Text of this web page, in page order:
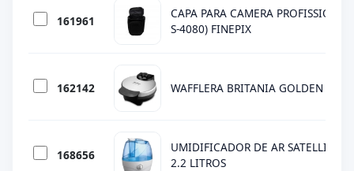
161961
CAPA PARA CAMERA
S-4080) FINEPIX
162142 WAFFLERA BRITANIA GOLDEN
168656
UMIDIFICADOR DE AR SATELLITE -
2.2 LITROS